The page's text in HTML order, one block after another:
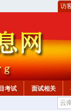
访
考试 面试相关